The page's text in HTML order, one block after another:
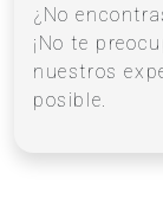
¿No
¡No te
nuestros
posible.